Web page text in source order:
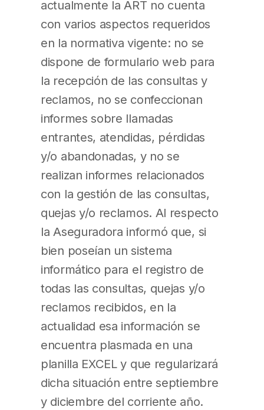
actualmente la ART no cuenta
con varios aspectos requeridos
en la normativa vigente: no se
dispone de formulario web para
la recepción de las consultas y
reclamos, no se confeccionan
informes sobre llamadas
entrantes, atendidas, pérdidas
y/o abandonadas, y no se
realizan informes relacionados
con la gestión de las consultas,
quejas y/o reclamos. Al respecto
la Aseguradora informó que, si
bien poseían un sistema
informático para el registro de
todas las consultas, quejas y/o
reclamos recibidos, en la
actualidad esa información se
encuentra plasmada en una
planilla EXCEL y que regularizará
dicha situación entre septiembre
y diciembre del corriente año.